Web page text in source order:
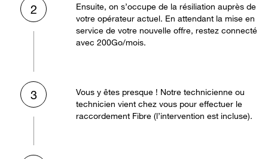
2
Ensuite, on s’occupe de la résiliation auprès de
votre opérateur actuel. En attendant la mise en
service de votre nouvelle offre, restez connecté
avec 200Go/mois.
3
Vous y êtes presque ! Notre technicienne ou
technicien vient chez vous pour effectuer le
raccordement Fibre (l’intervention est incluse).